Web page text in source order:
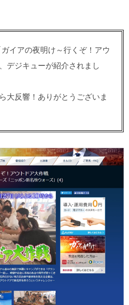
イアの夜明け～行くぞ！アウ
デジキューが紹介されまし
大反響！ありがとうございま